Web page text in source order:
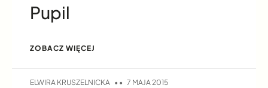
Pupil
ZOBACZ WIĘCEJ
ELWIRA KRUSZELNICKA 7 MAJA 2015